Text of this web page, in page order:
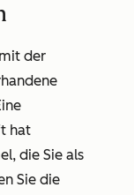
der
hat
die Sie als
Sie die